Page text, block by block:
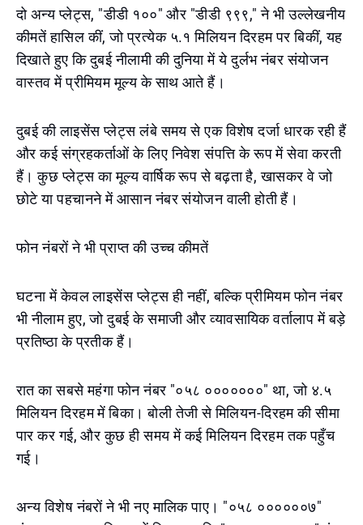
दो अन्य प्लेट्स, "डीडी १००" और "डीडी ९९९," ने भी उल्लेखनीय
कीमतें हासिल कीं, जो प्रत्येक ५.१ मिलियन दिरहम पर बिकीं, यह
दिखाते हुए कि दुबई नीलामी की दुनिया में ये दुर्लभ नंबर संयोजन
वास्तव में प्रीमियम मूल्य के साथ आते हैं।
दुबई की लाइसेंस प्लेट्स लंबे समय से एक विशेष दर्जा धारक रही हैं
और कई संग्रहकर्ताओं के लिए निवेश संपत्ति के रूप में सेवा करती
हैं। कुछ प्लेट्स का मूल्य वार्षिक रूप से बढ़ता है, खासकर वे जो
छोटे या पहचानने में आसान नंबर संयोजन वाली होती हैं।
फोन नंबरों ने भी प्राप्त की उच्च कीमतें
घटना में केवल लाइसेंस प्लेट्स ही नहीं, बल्कि प्रीमियम फोन नंबर
भी नीलाम हुए, जो दुबई के समाजी और व्यावसायिक वर्तालाप में बड़े
प्रतिष्ठा के प्रतीक हैं।
रात का सबसे महंगा फोन नंबर "०५८ ०००००००" था, जो ४.५
मिलियन दिरहम में बिका। बोली तेजी से मिलियन-दिरहम की सीमा
पार कर गई, और कुछ ही समय में कई मिलियन दिरहम तक पहुँच
गई।
अन्य विशेष नंबरों ने भी नए मालिक पाए। "०५८ ००००००७"